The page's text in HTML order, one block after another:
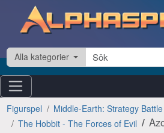
Hoppa till innehåll
Alla kategorier
Figurspel
Middle-Earth: Strategy
The Hobbit - The Forces of Evil